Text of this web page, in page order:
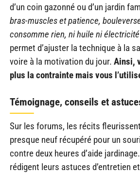
d’un coin gazonné ou d’un jardin
bras-muscles et patience,
consomme rien, ni huile ni électricité
permet d’ajuster la technique à la
voire à la motivation du jour. Ainsi,
plus la contrainte mais vous
Témoignage, conseils et
Sur les forums, les récits
presque neuf récupéré pour un
contre deux heures d’aide
rédigent leurs astuces d’entretien